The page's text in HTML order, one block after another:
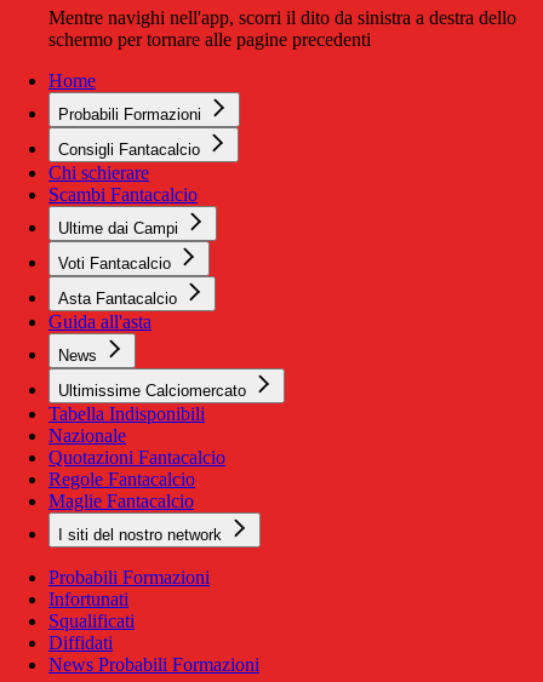
Mentre navighi nell'app, scorri il dito da sinistra a destra dello
schermo per tornare alle pagine precedenti
Home
Probabili Formazioni
Consigli Fantacalcio
Chi schierare
Scambi Fantacalcio
Ultime dai Campi
Voti Fantacalcio
Asta Fantacalcio
Guida all'asta
News
Ultimissime Calciomercato
Tabella Indisponibili
Nazionale
Quotazioni Fantacalcio
Regole Fantacalcio
Maglie Fantacalcio
I siti del nostro network
Probabili Formazioni
Infortunati
Squalificati
Diffidati
News Probabili Formazioni